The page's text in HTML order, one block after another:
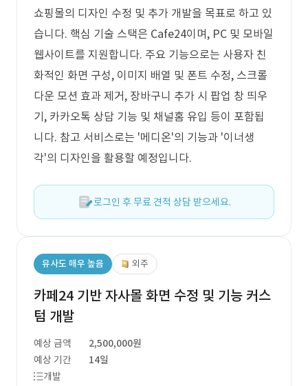
쇼핑몰의 디자인 수정 및 추가 개발을 목표로 하고 있
습니다. 핵심 기술 스택은 Cafe24이며, PC 및 모바일
웹사이트를 지원합니다. 주요 기능으로는 사용자 친
화적인 화면 구성, 이미지 배열 및 폰트 수정, 스크롤
다운 모션 효과 제거, 장바구니 추가 시 팝업 창 띄우
기, 카카오톡 상담 기능 및 채널홈 유입 등이 포함됩
니다. 참고 서비스로는 '메디온'의 기능과 '이너생
각'의 디자인을 활용할 예정입니다.
로그인 후 무료 견적 상담 받으세요.
유사도 매우 높음 외주
카페24 기반 자사몰 화면 수정 및 기능 커스
텀 개발
예상 금액
2,500,000원
예상 기간
14일
개발